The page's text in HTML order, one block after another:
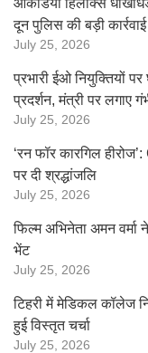
आर्केडिया हिलॉक्स
दून पुलिस की बड़ी कार्रवाई
July 25, 2026
प्रभारी ईओ नियुक्तियों
प्रदर्शन, मंत्री पर लगाए
July 25, 2026
‘रन फॉर कारगिल
पर दी श्रद्धांजलि
July 25, 2026
फिल्म अभिनेता अमन
भेंट
July 25, 2026
टिहरी में मेडिकल कॉलेज
हुई विस्तृत चर्चा
July 25, 2026